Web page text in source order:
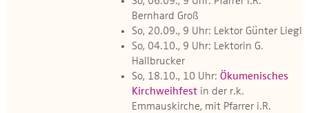
Bernhard Groß
So, 20.09., 9 Uhr: Lektor Günter Liegl
So, 04.10., 9 Uhr: Lektorin G.
Hallbrucker
So, 18.10., 10 Uhr: Ökumenisches
Kirchweihfest in der r.k.
Emmauskirche, mit Pfarrer i.R.